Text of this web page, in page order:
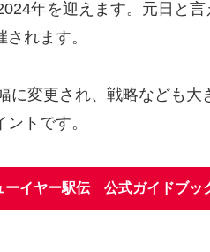
年を迎えます。元日と
れます。
に変更され、戦略なども大
トです。
イヤー駅伝 公式ガイドブッ